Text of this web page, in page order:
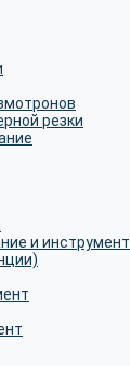
резки
и инструмент